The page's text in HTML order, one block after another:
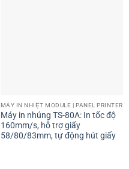
MÁY IN NHIỆT MODULE | PANEL PRINTER
Máy in nhúng TS-80A: In tốc độ
160mm/s, hỗ trợ giấy
58/80/83mm, tự động hút giấy